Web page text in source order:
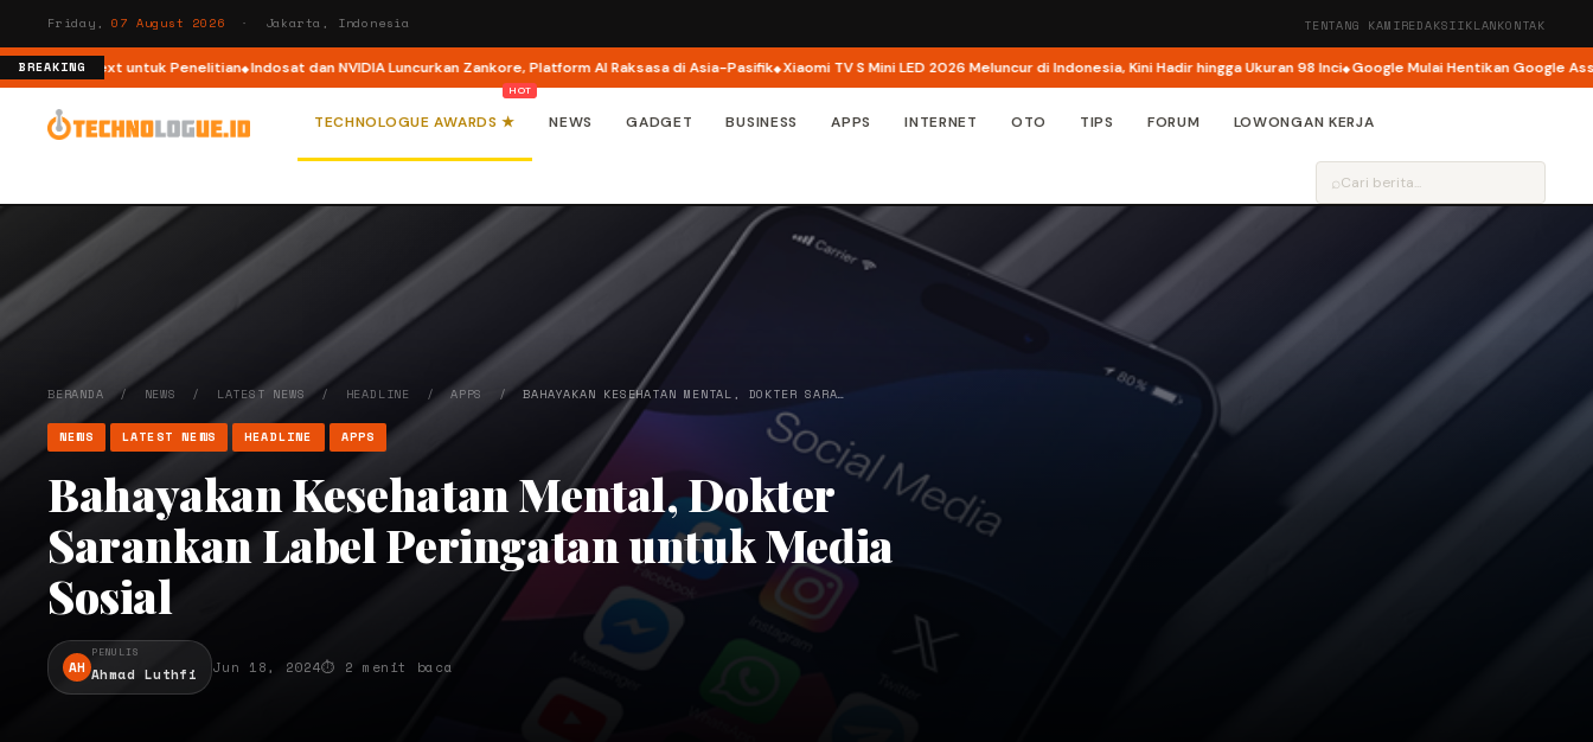
Friday,07 August 2026 · Jakarta, Indonesia TENTANG KAMIREDAKSIIKLANKONTAK
BREAKINGuntuk Penelitian Indosat dan NVIDIA Luncurkan Zankore, Platform AI Raksasa di Asia-Pasifik Xiaomi TV S Mini LED 2026 Meluncur di Indonesia, Kini Hadir hingga Ukuran 98 Inci Google Mulai Hentikan Google Assistant
TECHNOLOGUE AWARDS ★ NEWS GADGET BUSINESS APPS INTERNET OTO TIPS FORUM LOWONGAN KERJA
⌕
BERANDA / NEWS / LATEST NEWS / HEADLINE /APPS /BAHAYAKAN KESEHATAN MENTAL, DOKTER SARA…
NEWS LATEST NEWS HEADLINE APPS
Bahayakan Kesehatan Mental, Dokter
Sarankan Label Peringatan untuk Media
Sosial
AH
PENULIS
Ahmad Luthfi Jun 18, 2024⏱ 2 menit baca